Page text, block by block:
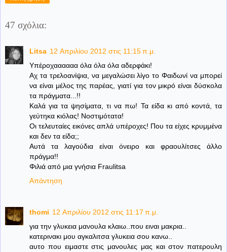
47 σχόλια:
Litsa 12 Απριλίου 2012 στις 11:15 π.μ.
Υπέροχαααααα όλα όλα όλα αδερφάκι!
Αχ τα τρελοανίψια, να μεγαλώσει λίγο το Φαιδωνί να μπορεί
να είναι μέλος της παρέας, γιατί για τον μικρό είναι δύσκολα
τα πράγματα...!!
Καλά για τα ψησίματα, τι να πω! Τα είδα κι από κοντά, τα
γεύτηκα κιόλας! Νοστιμότατα!
Οι τελευταίες εικόνες απλά υπέροχες! Που τα είχες κρυμμένα
και δεν τα είδα;;
Αυτά τα λαγούδια είναι όνειρο και φραουλίτσες άλλο
πράγμα!!
Φιλιά από μια γνήσια Fraulitsa
Απάντηση
thomi 12 Απριλίου 2012 στις 11:17 π.μ.
για την γλυκεια μανουλα κλαιω..που ειναι μακρια..
κατερινακι μου αγκαλιτσα γλυκεια σου κανω..
αυτο που ειμαστε στις μανουλες μας και στον πατερουλη